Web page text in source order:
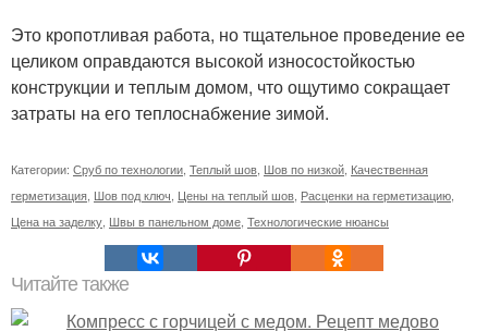
Это кропотливая работа, но тщательное проведение ее
целиком оправдаются высокой износостойкостью
конструкции и теплым домом, что ощутимо сокращает
затраты на его теплоснабжение зимой.
Категории: Сруб по технологии Теплый шов Шов по низкой Качественная
герметизация Шов под ключ Цены на теплый шов Расценки на герметизацию
Цена на заделку Швы в панельном доме Технологические нюансы
Читайте также